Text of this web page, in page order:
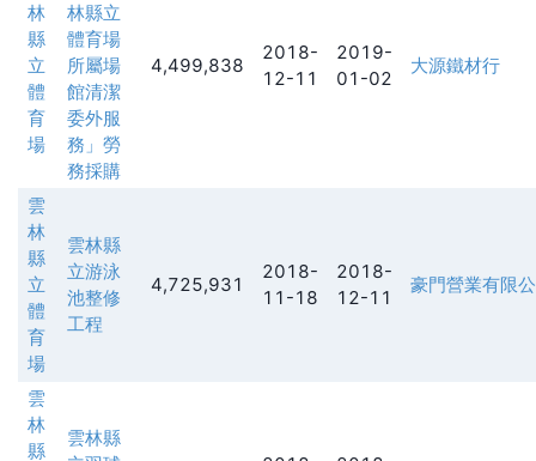
林
縣
立
體
育
場
林縣立
體育場
所屬場
館清潔
委外服
務」勞
務採購
4,499,838
2018-
12-11
2019-
01-02
大源鐵材行
雲
林
縣
立
體
育
場
雲林縣
立游泳
池整修
工程
4,725,931
2018-
11-18
2018-
12-11
豪門營業有限
雲
林
縣
雲林縣